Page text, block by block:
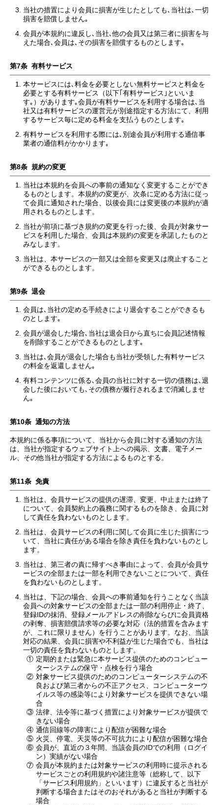
当社の措置により会員に損害が生じたとしても､当社は､一切
損害を賠償しません｡
会員が本規約に違反し､当社､他の会員又は第三者に損害を与
えた場合､会員は､その損害を賠償するものとします｡
第7条 有料サービス
本サービスには､料金を必要としない無料サービスと料金を
必要とする有料サービス（以下｢有料サービス｣といいま
す｡）があります｡会員が有料サービスを利用する場合は､当
社又は有料サービスの運営元が別途指定する方法にて、利用
するサービス毎に定める料金を支払うものとします｡
有料サービスを利用する際には､別途会員が利用する通信事
業者の通信料がかかります｡
第8条 規約の変更
当社は本規約を会員への事前の通知なく変更することができ
るものとします。本規約の変更が、次条に定める方法に従っ
て会員に通知された場合、以後会員には変更後の本規約が適
用されるものとします。
当社が前項に基づき規約の変更を行った後、会員が対象サー
ビスを利用した場合、会員は本規約の変更を承諾したものと
みなします。
当社は、本サービスの一部又は全部を変更又は廃止すること
ができるものとします。
第9条 退会
会員は､当社の定める手続きにより退会することができるも
のとします｡
会員が退会した場合､当社は退会日から直ちに会員記述情報
を削除することができるものとします｡
当社は､会員が退会した場合も当社が受領した有料サービス
の料金を返還しません｡
有料コンテンツに係る､会員の当社に対する一切の債務は､退
会した後においても､その債務が履行されるまで消滅しませ
ん｡
第10条 通知の方法
本規約に係る事項について、当社から会員に対する通知の方法
は、当社が指定するウェブサイト上への掲示、文書、電子メー
ル、その他当社が指定する方法によるものとする。
第11条 免責
当社は、会員サービスの提供の遅滞、変更、中止または終了
について、会員契約上の義務に関するものを除き、会員に対
して責任を負わないものとします。
当社は、会員サービスの利用に関して会員に生じた損害につ
いて、当社に責任がある場合を除き責任を負わないものとし
ます。
当社は、第三者の責に帰すべき事由によって、会員が会員サ
ービスの全部または一部を利用できないことについて、責任
を負わないものとします。
当社は、下記の場合、会員への事前通知を行うことなく当該
会員への対象サービスの全部または一部の利用停止・終了、
登録IDの抹消、登録メールアドレスの削除ならびに会員資格
の剥奪、損害賠償請求等の必要な対応（法的措置を含みます
が、これに限りません）を行うことがあります。なお、当該
対応の結果、会員に損害や不利益が生じた場合でも、当社は
一切の責任を負わないものとします。
① 定期的または緊急に本サービス提供のためのコンピュー
ターシステムの保守・点検を行う場合
② 対象サービス提供のためのコンピューターシステムの不
良および第三者からの不正アクセス、コンピューターウ
イルス等の感染等により対象サービスを提供できない場
合
③ 法律、法令等に基づく措置により対象サービスが提供で
きない場合
④ 通信回線等の障害により配信が困難な場合
⑤ 火災、停電、天災等の不可抗力により配信が困難な場合
⑥ 会員が、直近の３年間、当該会員のIDでの利用（ログイ
ン）実績がない場合
⑦ 会員が本規約または対象サービスの利用時に提示される
サービスごとの利用規約や諸注意等（総称して、以下
「サービス利用規約」といいます）に違反すると当社が
判断する場合またはそのおそれがあると当社が判断する
場合